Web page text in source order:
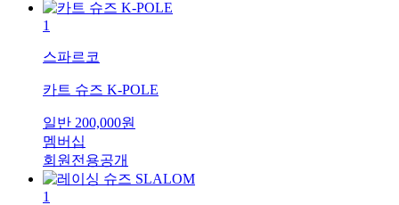
1
스파르코
카트 슈즈 K-POLE
일반 200,000원
멤버십
회원전용공개
1